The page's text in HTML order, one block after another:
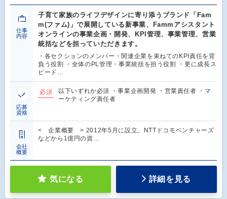
仕事
内容
子育て家族のライフデザインに寄り添うブランド「Fam
m(ファム)」で展開している新事業、Fammアシスタント
オンラインの事業企画・開発、KPI管理、事業管理、営業
統括などを担っていただきます。
・各セクションのメンバー・関連企業を束ねてのKPI責任を背
負う役割 ・全体のPL管理・事業統括を担う役割 ・更に成長ス
ピード…
応募
資格
必須
以下いずれか必須 ・事業企画開発 ・営業責任者 ・マ
ーケティング責任者
会社
概要
< 企業概要 > 2012年5月に設立。NTTドコモベンチャーズ
などから1億円の資…
気になる 詳細を見る